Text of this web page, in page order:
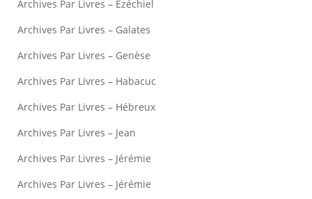
Archives Par Livres – Ézéchiel
Archives Par Livres – Galates
Archives Par Livres – Genèse
Archives Par Livres – Habacuc
Archives Par Livres – Hébreux
Archives Par Livres – Jean
Archives Par Livres – Jérémie
Archives Par Livres – Jérémie